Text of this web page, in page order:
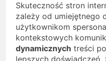
Skuteczność stron
zależy od umiejętnego
użytkownikom
kontekstowych
dynamicznych treści